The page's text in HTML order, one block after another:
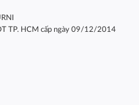
TP. HCM cấp ngày 09/12/2014